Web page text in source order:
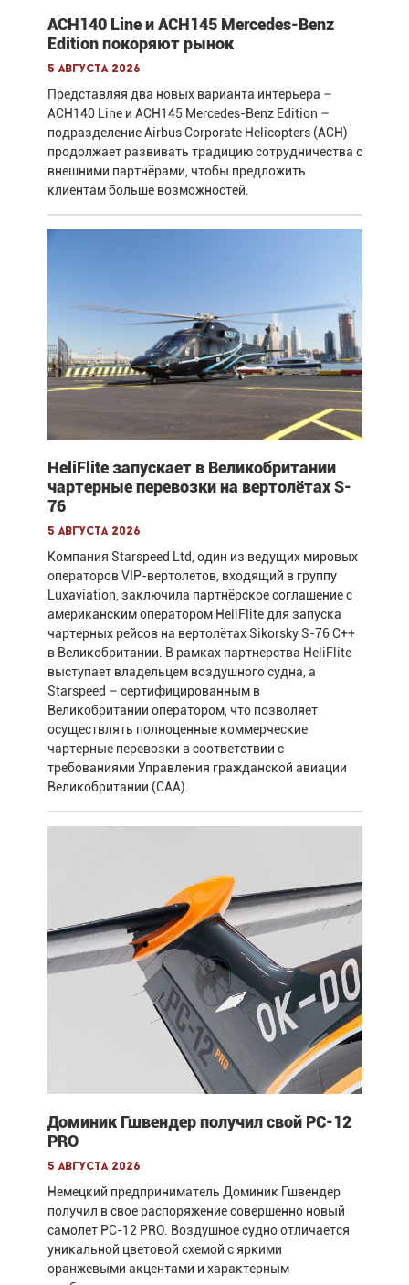
ACH140 Line и ACH145 Mercedes-Benz
Edition покоряют рынок
5 августа 2026
Представляя два новых варианта интерьера –
ACH140 Line и ACH145 Mercedes-Benz Edition –
подразделение Airbus Corporate Helicopters (ACH)
продолжает развивать традицию сотрудничества с
внешними партнёрами, чтобы предложить
клиентам больше возможностей.
HeliFlite запускает в Великобритании
чартерные перевозки на вертолётах S-
76
5 августа 2026
Компания Starspeed Ltd, один из ведущих мировых
операторов VIP-вертолетов, входящий в группу
Luxaviation, заключила партнёрское соглашение с
американским оператором HeliFlite для запуска
чартерных рейсов на вертолётах Sikorsky S-76 C++
в Великобритании. В рамках партнерства HeliFlite
выступает владельцем воздушного судна, а
Starspeed – сертифицированным в
Великобритании оператором, что позволяет
осуществлять полноценные коммерческие
чартерные перевозки в соответствии с
требованиями Управления гражданской авиации
Великобритании (CAA).
Доминик Гшвендер получил свой PC-12
PRO
5 августа 2026
Немецкий предприниматель Доминик Гшвендер
получил в свое распоряжение совершенно новый
самолет PC-12 PRO. Воздушное судно отличается
уникальной цветовой схемой с яркими
оранжевыми акцентами и характерным